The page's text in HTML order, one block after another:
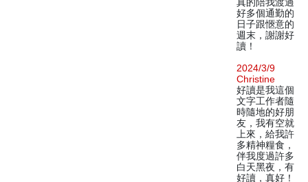
好多個通勤的
日子跟愜意的
週末，謝謝好
讀！
2024/3/9
Christine
好讀是我這個
文字工作者隨
時隨地的好朋
友，我有空就
上來，給我許
多精神糧食，
伴我度過許多
白天黑夜，有
好讀，真好！